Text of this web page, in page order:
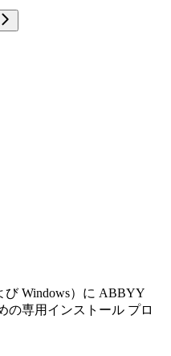
び Windows）に ABBYY
の専用インストール プロ